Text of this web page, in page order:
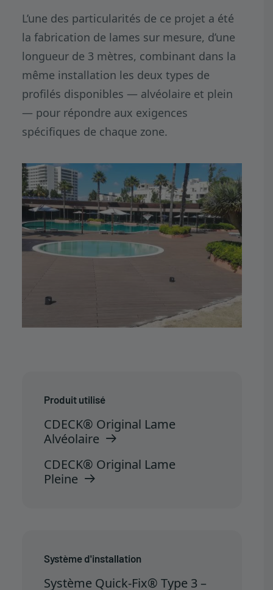
L’une des particularités de ce projet a été
la fabrication de lames sur mesure, d’une
longueur de 3 mètres, combinant dans la
même installation les deux types de
profilés disponibles — alvéolaire et plein
— pour répondre aux exigences
spécifiques de chaque zone.
Produit utilisé
CDECK® Original Lame
Alvéolaire
CDECK® Original Lame
Pleine
Système d'installation
Système Quick-Fix® Type 3 –